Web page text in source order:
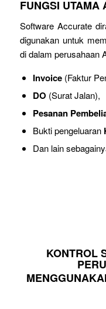
FUNGSI UTAMA
Software Accurate
digunakan untuk
di dalam perusahaan
Invoice(Faktur
DO (Surat Jalan),
Pesanan
Bukti pengeluaran
Dan lain
KONTROL